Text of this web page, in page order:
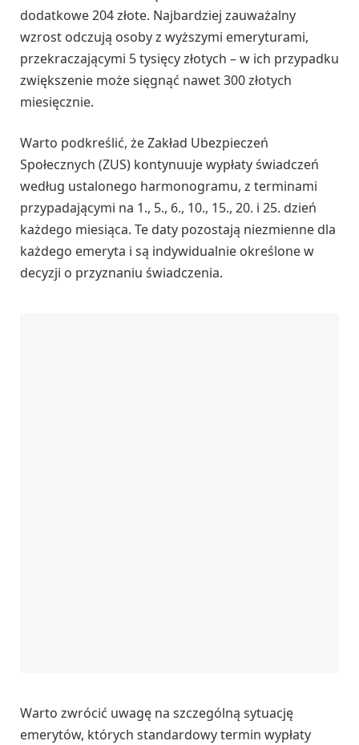
dodatkowe 204 złote. Najbardziej zauważalny
wzrost odczują osoby z wyższymi emeryturami,
przekraczającymi 5 tysięcy złotych – w ich przypadku
zwiększenie może sięgnąć nawet 300 złotych
miesięcznie.
Warto podkreślić, że Zakład Ubezpieczeń
Społecznych (ZUS) kontynuuje wypłaty świadczeń
według ustalonego harmonogramu, z terminami
przypadającymi na 1., 5., 6., 10., 15., 20. i 25. dzień
każdego miesiąca. Te daty pozostają niezmienne dla
każdego emeryta i są indywidualnie określone w
decyzji o przyznaniu świadczenia.
Warto zwrócić uwagę na szczególną sytuację
emerytów, których standardowy termin wypłaty